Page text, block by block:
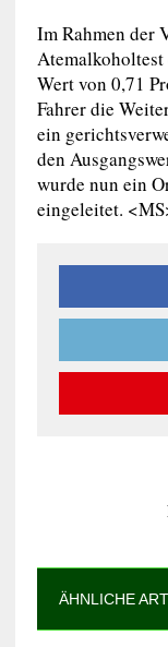
Im Rahmen der
Wert von 0,71
Fahrer die
ein
den
wurde nun ein
eingeleitet.
ÄHNLICHE